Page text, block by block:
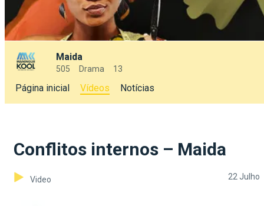
Maida
505 Drama 13
Página inicial Vídeos Notícias
Conflitos internos – Maida
Video 22 Julho